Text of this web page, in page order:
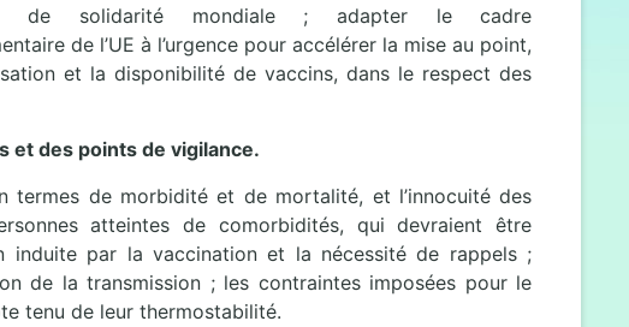
de solidarité mondiale ; adapter le cadre
de l’UE à l’urgence pour accélérer la mise au point,
et la disponibilité de vaccins, dans le respect des
et des points de vigilance.
termes de morbidité et de mortalité, et l’innocuité des
atteintes de comorbidités, qui devraient être
par la vaccination et la nécessité de rappels ;
de la transmission ; les contraintes imposées pour le
tenu de leur thermostabilité.